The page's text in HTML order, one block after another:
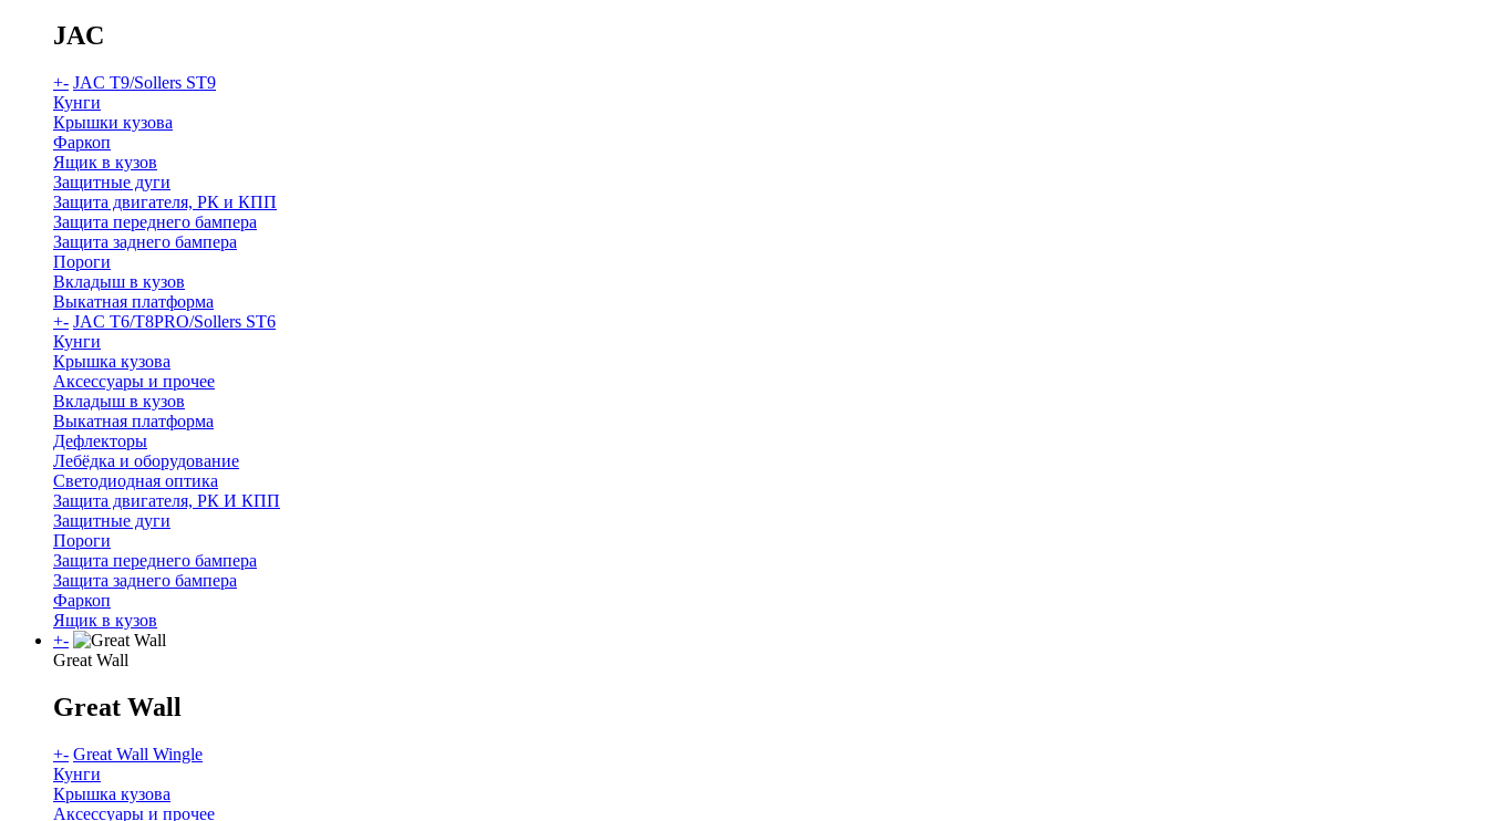
JAC
+- JAC T9/Sollers ST9
Кунги
Крышки кузова
Фаркоп
Ящик в кузов
Защитные дуги
Защита двигателя, РК и КПП
Защита переднего бампера
Защита заднего бампера
Пороги
Вкладыш в кузов
Выкатная платформа
+- JAC T6/T8PRO/Sollers ST6
Кунги
Крышка кузова
Аксессуары и прочее
Вкладыш в кузов
Выкатная платформа
Дефлекторы
Лебёдка и оборудование
Светодиодная оптика
Защита двигателя, РК И КПП
Защитные дуги
Пороги
Защита переднего бампера
Защита заднего бампера
Фаркоп
Ящик в кузов
+-
Great Wall
Great Wall
+- Great Wall Wingle
Кунги
Крышка кузова
Аксессуары и прочее